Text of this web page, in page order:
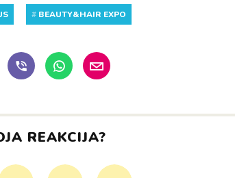
# BEAUTY&HAIR EXPO
REAKCIJA?